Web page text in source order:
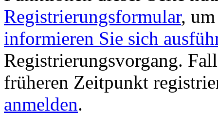
Registrierungsformular,
informieren Sie sich
Registrierungsvorgang.
früheren Zeitpunkt
anmelden.